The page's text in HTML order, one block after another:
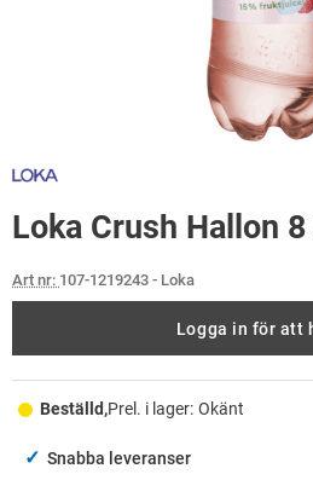
Loka Crush Hallon 8
Art nr: 107-1219243 - Loka
Logga in för att
Beställd,Prel. i lager: Okänt
✓ Snabba leveranser